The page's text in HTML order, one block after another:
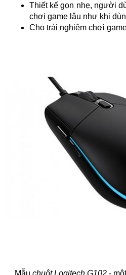
Thiết kế gọn nhẹ, người
chơi game lâu như khi
Cho trải nghiệm chơi